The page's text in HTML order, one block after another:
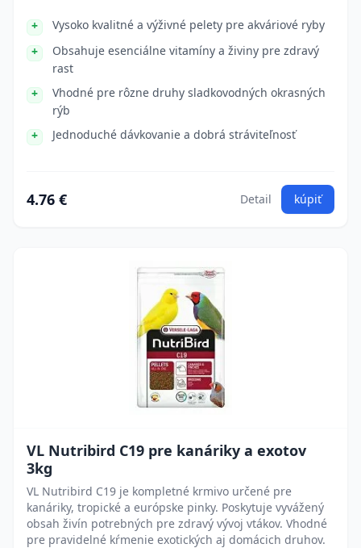
Vysoko kvalitné a výživné pelety pre akváriové ryby
Obsahuje esenciálne vitamíny a živiny pre zdravý
rast
Vhodné pre rôzne druhy sladkovodných okrasných
rýb
Jednoduché dávkovanie a dobrá stráviteľnosť
4.76 € Detail kúpiť
VL Nutribird C19 pre kanáriky a exotov
3kg
VL Nutribird C19 je kompletné krmivo určené pre
kanáriky, tropické a európske pinky. Poskytuje vyvážený
obsah živín potrebných pre zdravý vývoj vtákov. Vhodné
pre pravidelné kŕmenie exotických aj domácich druhov.